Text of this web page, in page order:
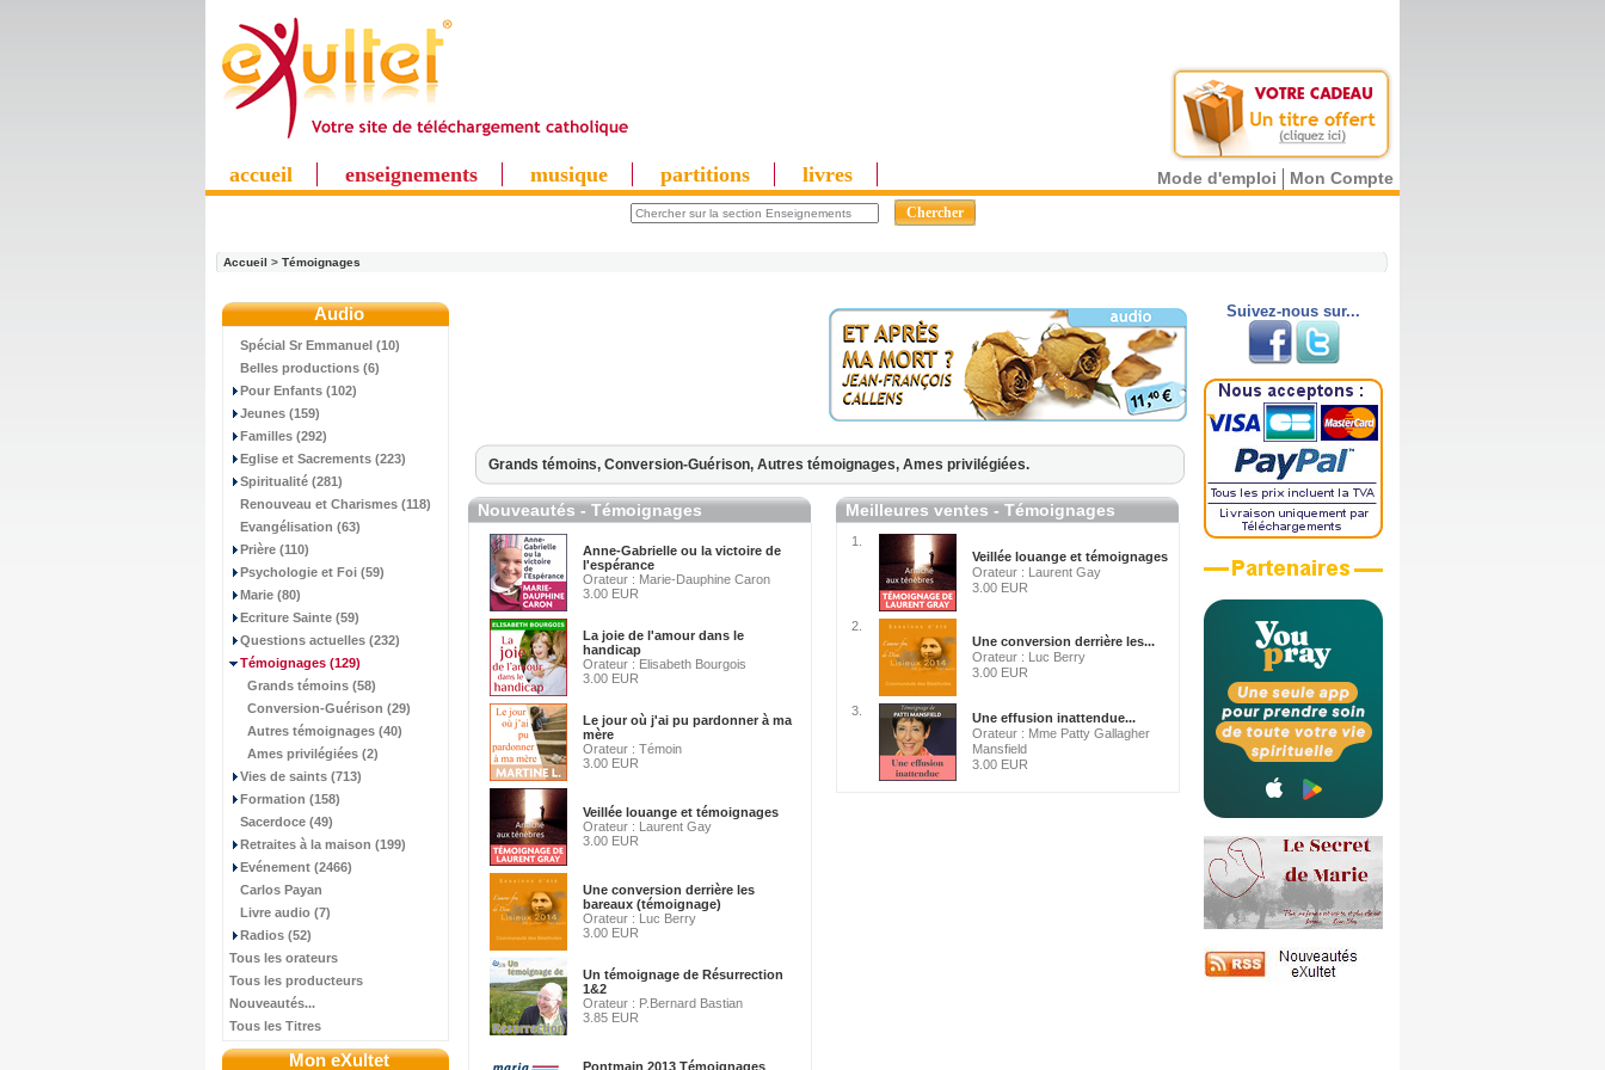
accueil enseignements musique partitions livres Mode d'emploi Mon Compte
Accueil > Témoignages
Audio
Spécial Sr Emmanuel (10)
Belles productions (6)
Pour Enfants (102)
Jeunes (159)
Familles (292)
Eglise et Sacrements (223)
Spiritualité (281)
Renouveau et Charismes (118)
Evangélisation (63)
Prière (110)
Psychologie et Foi (59)
Marie (80)
Ecriture Sainte (59)
Questions actuelles (232)
Témoignages (129)
Grands témoins (58)
Conversion-Guérison (29)
Autres témoignages (40)
Ames privilégiées (2)
Vies de saints (713)
Formation (158)
Sacerdoce (49)
Retraites à la maison (199)
Evénement (2466)
Carlos Payan
Livre audio (7)
Radios (52)
Tous les orateurs
Tous les producteurs
Nouveautés...
Tous les Titres
Mon eXultet
Grands témoins, Conversion-Guérison, Autres témoignages, Ames privilégiées.
Nouveautés - Témoignages
Anne-Gabrielle ou la victoire de
l'espérance
Orateur : Marie-Dauphine Caron
3.00 EUR
La joie de l'amour dans le
handicap
Orateur : Elisabeth Bourgois
3.00 EUR
Le jour où j'ai pu pardonner à ma
mère
Orateur : Témoin
3.00 EUR
Veillée louange et témoignages
Orateur : Laurent Gay
3.00 EUR
Une conversion derrière les
bareaux (témoignage)
Orateur : Luc Berry
3.00 EUR
Un témoignage de Résurrection
1&2
Orateur : P.Bernard Bastian
3.85 EUR
Pontmain 2013 Témoignages
Meilleures ventes - Témoignages
1.
Veillée louange et témoignages
Orateur : Laurent Gay
3.00 EUR
2.
Une conversion derrière les...
Orateur : Luc Berry
3.00 EUR
3.
Une effusion inattendue...
Orateur : Mme Patty Gallagher
Mansfield
3.00 EUR
Suivez-nous sur...